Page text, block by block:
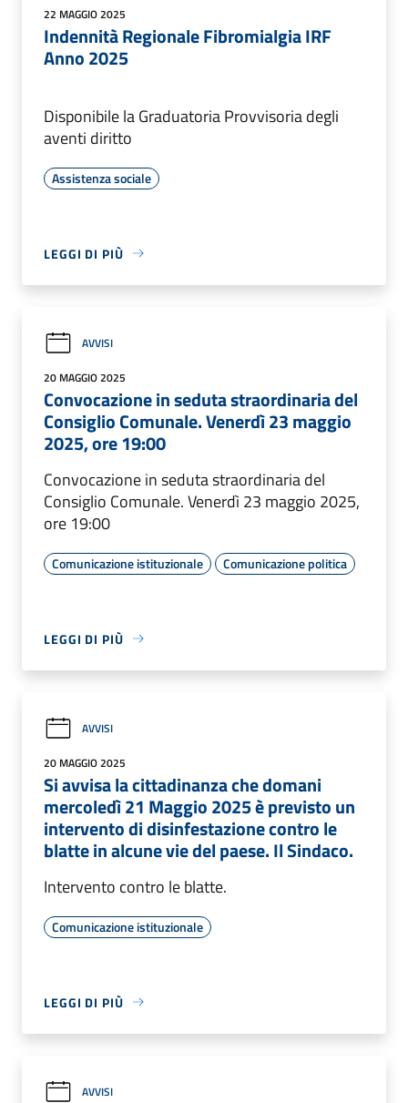
22 MAGGIO 2025
Indennità Regionale Fibromialgia IRF
Anno 2025
Disponibile la Graduatoria Provvisoria degli
aventi diritto
Assistenza sociale
LEGGI DI PIÙ
AVVISI
20 MAGGIO 2025
Convocazione in seduta straordinaria del
Consiglio Comunale. Venerdì 23 maggio
2025, ore 19:00
Convocazione in seduta straordinaria del
Consiglio Comunale. Venerdì 23 maggio 2025,
ore 19:00
Comunicazione istituzionale Comunicazione politica
LEGGI DI PIÙ
AVVISI
20 MAGGIO 2025
Si avvisa la cittadinanza che domani
mercoledì 21 Maggio 2025 è previsto un
intervento di disinfestazione contro le
blatte in alcune vie del paese. Il Sindaco.
Intervento contro le blatte.
Comunicazione istituzionale
LEGGI DI PIÙ
AVVISI